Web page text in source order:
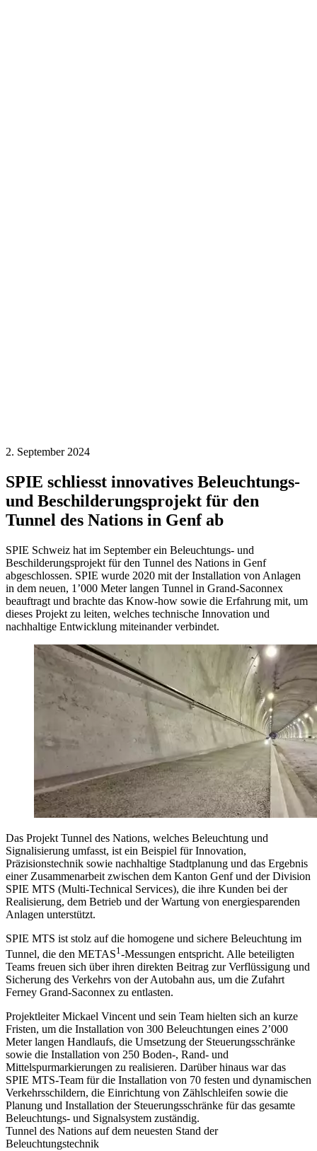
2. September 2024
SPIE schliesst innovatives Beleuchtungs-
und Beschilderungsprojekt für den
Tunnel des Nations in Genf ab
SPIE Schweiz hat im September ein Beleuchtungs- und
Beschilderungsprojekt für den Tunnel des Nations in Genf
abgeschlossen. SPIE wurde 2020 mit der Installation von Anlagen
in dem neuen, 1’000 Meter langen Tunnel in Grand-Saconnex
beauftragt und brachte das Know-how sowie die Erfahrung mit, um
dieses Projekt zu leiten, welches technische Innovation und
nachhaltige Entwicklung miteinander verbindet.
Das Projekt Tunnel des Nations, welches Beleuchtung und
Signalisierung umfasst, ist ein Beispiel für Innovation,
Präzisionstechnik sowie nachhaltige Stadtplanung und das Ergebnis
einer Zusammenarbeit zwischen dem Kanton Genf und der Division
SPIE MTS (Multi-Technical Services), die ihre Kunden bei der
Realisierung, dem Betrieb und der Wartung von energiesparenden
Anlagen unterstützt.
SPIE MTS ist stolz auf die homogene und sichere Beleuchtung im
Tunnel, die den METAS1 -Messungen entspricht. Alle beteiligten
Teams freuen sich über ihren direkten Beitrag zur Verflüssigung und
Sicherung des Verkehrs von der Autobahn aus, um die Zufahrt
Ferney Grand-Saconnex zu entlasten.
Projektleiter Mickael Vincent und sein Team hielten sich an kurze
Fristen, um die Installation von 300 Beleuchtungen eines 2’000
Meter langen Handlaufs, die Umsetzung der Steuerungsschränke
sowie die Installation von 250 Boden-, Rand- und
Mittelspurmarkierungen zu realisieren. Darüber hinaus war das
SPIE MTS-Team für die Installation von 70 festen und dynamischen
Verkehrsschildern, die Einrichtung von Zählschleifen sowie die
Planung und Installation der Steuerungsschränke für das gesamte
Beleuchtungs- und Signalsystem zuständig.
Tunnel des Nations auf dem neuesten Stand der
Beleuchtungstechnik